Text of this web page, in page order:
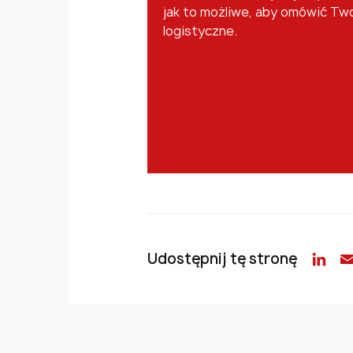
jak to możliwe, aby omówić
logistyczne.
Udostępnij tę stronę